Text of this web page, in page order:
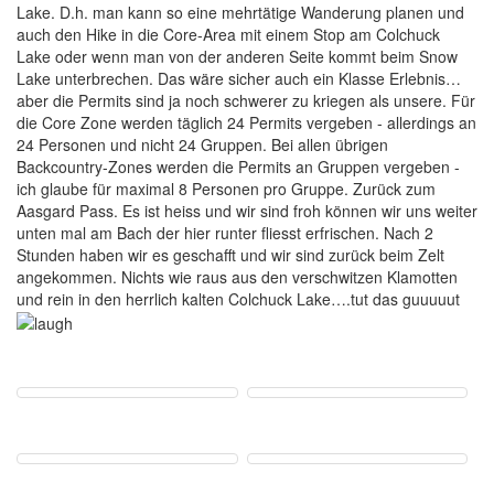
Lake. D.h. man kann so eine mehrtätige Wanderung planen und
auch den Hike in die Core-Area mit einem Stop am Colchuck
Lake oder wenn man von der anderen Seite kommt beim Snow
Lake unterbrechen. Das wäre sicher auch ein Klasse Erlebnis…
aber die Permits sind ja noch schwerer zu kriegen als unsere. Für
die Core Zone werden täglich 24 Permits vergeben - allerdings an
24 Personen und nicht 24 Gruppen. Bei allen übrigen
Backcountry-Zones werden die Permits an Gruppen vergeben -
ich glaube für maximal 8 Personen pro Gruppe. Zurück zum
Aasgard Pass. Es ist heiss und wir sind froh können wir uns weiter
unten mal am Bach der hier runter fliesst erfrischen. Nach 2
Stunden haben wir es geschafft und wir sind zurück beim Zelt
angekommen. Nichts wie raus aus den verschwitzen Klamotten
und rein in den herrlich kalten Colchuck Lake….tut das guuuuut